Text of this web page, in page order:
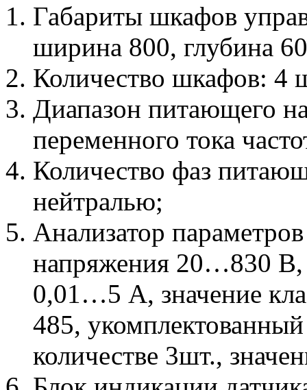
Габариты шкафов
ширина 800, глубина
Количество шкафов: 4
Диапазон питающего
переменного тока
Количество фаз
нейтралью;
Анализатор
напряжения 20…830 В,
0,01…5 А, значение
485,
количестве 3шт.,